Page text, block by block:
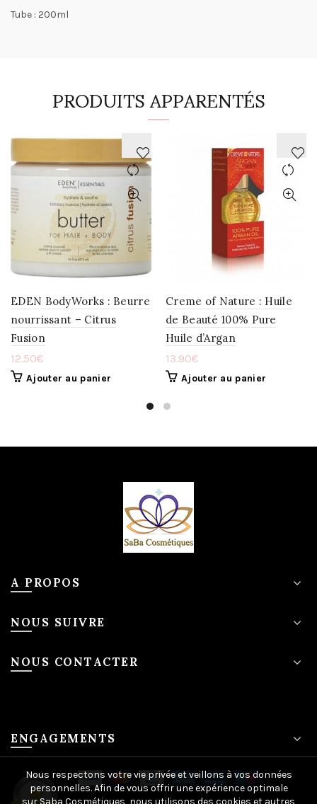
Tube : 200ml
PRODUITS APPARENTÉS
EDEN BodyWorks : Beurre
nourrissant – Citrus
Fusion
12.50€
Ajouter au panier
Creme of Nature : Huile
de Beauté 100% Pure
Huile d’Argan
13.90€
Ajouter au panier
A PROPOS
NOUS SUIVRE
NOUS CONTACTER
ENGAGEMENTS
Nous respectons votre vie privée et veillons à vos données
personnelles. Afin de vous offrir une expérience optimale
sur Saba Cosmétiques, nous utilisons des cookies et autres